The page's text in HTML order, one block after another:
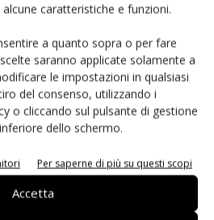
caratteristiche e funzioni.
a quanto sopra o per fare
saranno applicate solamente a
le impostazioni in qualsiasi
del consenso, utilizzando i
o cliccando sul pulsante di gestione
dello schermo.
Per saperne di più su questi scopi
Accetta
continua la conversione dei punti di
è Metis… e può rivoluzionare la
ortofrutta in Italia al 27 luglio